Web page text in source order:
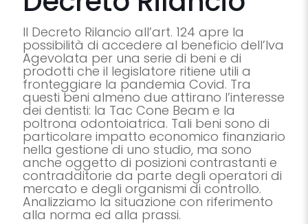
Il Decreto Rilancio all’art. 124 apre la
possibilità di accedere al beneficio dell’Iva
Agevolata per una serie di beni e di
prodotti che il legislatore ritiene utili a
fronteggiare la pandemia Covid. Tra
questi beni almeno due attirano l’interesse
dei dentisti: la Tac Cone Beam e la
poltrona odontoiatrica. Tali beni sono di
particolare impatto economico finanziario
nella gestione di uno studio, ma sono
anche oggetto di posizioni contrastanti e
contradditorie da parte degli operatori di
mercato e degli organismi di controllo.
Analizziamo la situazione con riferimento
alla norma ed alla prassi.